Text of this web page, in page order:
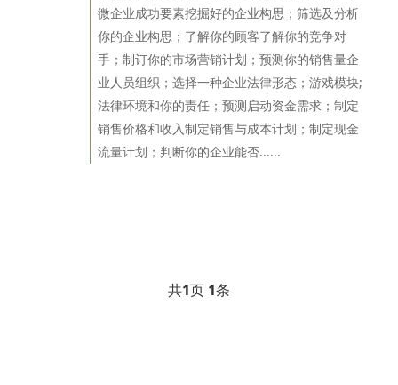
微企业成功要素挖掘好的企业构思；筛选及分析
你的企业构思；了解你的顾客了解你的竞争对
手；制订你的市场营销计划；预测你的销售量企
业人员组织；选择一种企业法律形态；游戏模块;
法律环境和你的责任；预测启动资金需求；制定
销售价格和收入制定销售与成本计划；制定现金
流量计划；判断你的企业能否......
共1页 1条